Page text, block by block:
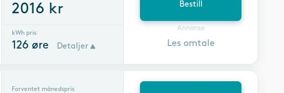
2016 kr
kWh pris
126 øre Detaljer
Bestill
Annonse
Les omtale
Forventet månedspris